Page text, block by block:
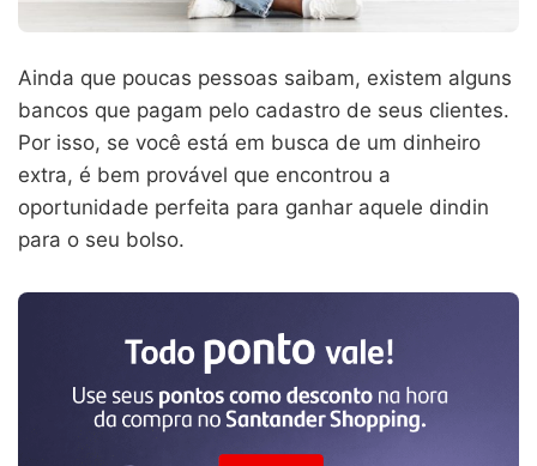
Ainda que poucas pessoas saibam, existem alguns
bancos que pagam pelo cadastro de seus clientes.
Por isso, se você está em busca de um dinheiro
extra, é bem provável que encontrou a
oportunidade perfeita para ganhar aquele dindin
para o seu bolso.